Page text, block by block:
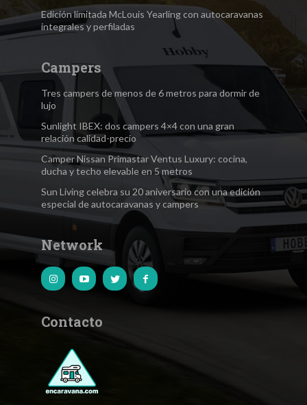
Edición limitada McLouis Yearling con autocaravanas
integrales y perfiladas
Campers
Tres campers de menos de 6 metros para dormir de
lujo
Sunlight IBEX: dos campers 4×4 con una gran
relación calidad-precio
Camper Nissan Primastar Ventus Luxury: cocina,
ducha y techo elevable en 5 metros
Sun Living celebra su 20 aniversario con una edición
especial de autocaravanas y campers
Network
Contacto